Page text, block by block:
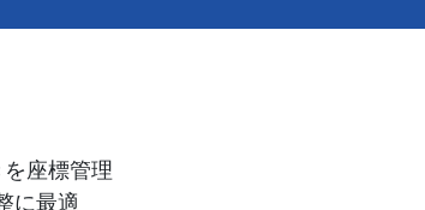
座標管理
に最適